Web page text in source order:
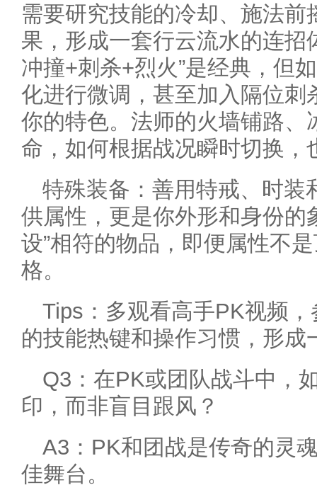
需要研究技能的冷却、施法前
果，形成一套行云流水的连招
冲撞+刺杀+烈火”是经典，但
化进行微调，甚至加入隔位刺
你的特色。法师的火墙铺路、
命，如何根据战况瞬时切换，
特殊装备：善用特戒、时装
供属性，更是你外形和身份的
设”相符的物品，即便属性不
格。
Tips：多观看高手PK视频
的技能热键和操作习惯，形成
Q3：在PK或团队战斗中，
印，而非盲目跟风？
A3：PK和团战是传奇的灵
佳舞台。